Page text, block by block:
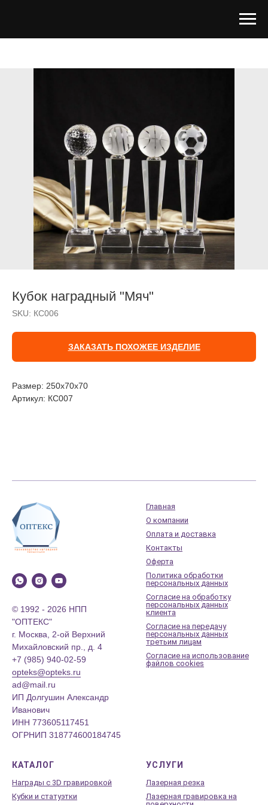
Кубок наградный "Мяч"
SKU: КС006
ЗАКАЗАТЬ ПОХОЖЕЕ ИЗДЕЛИЕ
Размер: 250х70х70
Артикул: КС007
© 1992 - 2026 НПП
"ОПТЕКС"
г. Москва, 2-ой Верхний
Михайловский пр., д. 4
+7 (985) 940-02-59
opteks@opteks.ru
ad@mail.ru
ИП Долгушин Александр
Иванович
ИНН 773605117451
ОГРНИП 318774600184745
Главная
О компании
Оплата и доставка
Контакты
Оферта
Политика обработки
персональных данных
Согласие на обработку
персональных данных
клиента
Согласие на передачу
персональных данных
третьим лицам
Согласие на использование
файлов cookies
КАТАЛОГ
Награды с 3D гравировкой
Кубки и статуэтки
УСЛУГИ
Лазерная резка
Лазерная гравировка на